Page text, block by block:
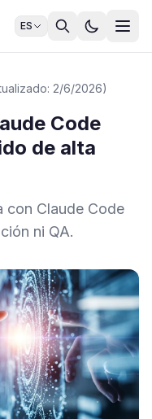
ES
2/6/2026)
Code
de alta
con Claude Code
ni QA.